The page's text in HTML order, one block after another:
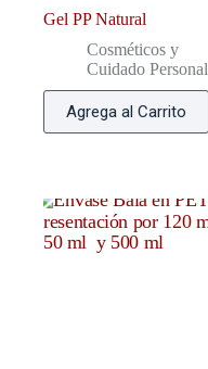
Gel PP Natural
Cosméticos y
Cuidado Personal
Agrega al Carrito